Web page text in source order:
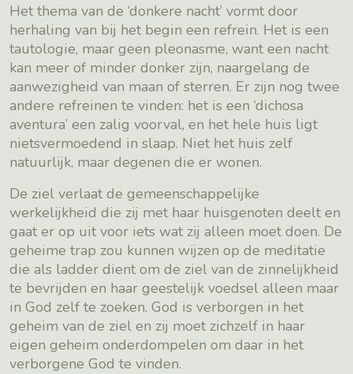
Het thema van de ‘donkere nacht’ vormt door
herhaling van bij het begin een refrein. Het is een
tautologie, maar geen pleonasme, want een nacht
kan meer of minder donker zijn, naargelang de
aanwezigheid van maan of sterren. Er zijn nog twee
andere refreinen te vinden: het is een ‘dichosa
aventura’ een zalig voorval, en het hele huis ligt
nietsvermoedend in slaap. Niet het huis zelf
natuurlijk, maar degenen die er wonen.
De ziel verlaat de gemeenschappelijke
werkelijkheid die zij met haar huisgenoten deelt en
gaat er op uit voor iets wat zij alleen moet doen. De
geheime trap zou kunnen wijzen op de meditatie
die als ladder dient om de ziel van de zinnelijkheid
te bevrijden en haar geestelijk voedsel alleen maar
in God zelf te zoeken. God is verborgen in het
geheim van de ziel en zij moet zichzelf in haar
eigen geheim onderdompelen om daar in het
verborgene God te vinden.